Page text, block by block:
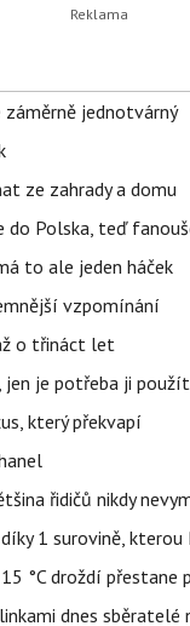
záměrně jednotvárný
ze zahrady a domu
do Polska, teď
to ale jeden háček
vzpomínání
o třináct let
jen je potřeba ji
který překvapí
řidičů nikdy
1 surovině,
°C droždí
dnes